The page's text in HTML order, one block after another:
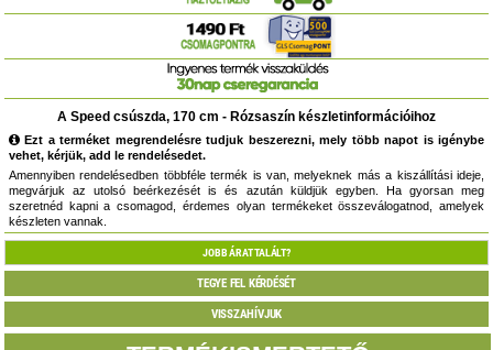
A Speed csúszda, 170 cm - Rózsaszín készletinformációihoz
Ezt a terméket megrendelésre tudjuk beszerezni, mely több napot is igénybe
vehet, kérjük, add le rendelésedet.
Amennyiben rendelésedben többféle termék is van, melyeknek más a kiszállítási ideje,
megvárjuk az utolsó beérkezését is és azután küldjük egyben. Ha gyorsan meg
szeretnéd kapni a csomagod, érdemes olyan termékeket összeválogatnod, amelyek
készleten vannak.
JOBB ÁRAT TALÁLT?
TEGYE FEL KÉRDÉSÉT
VISSZAHÍVJUK